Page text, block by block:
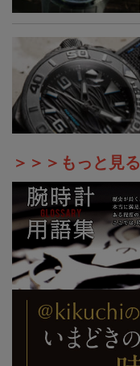
＞＞＞もっと見る